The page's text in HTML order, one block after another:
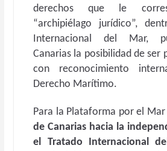
derechos que le
“archipiélago jurídico”,
Internacional del Mar,
Canarias la posibilidad de ser
con reconocimiento
Derecho Marítimo.
Para la Plataforma por el
de Canarias hacia la
el Tratado Internacional